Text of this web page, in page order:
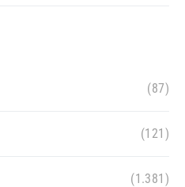
(87)
(121)
(1.381)